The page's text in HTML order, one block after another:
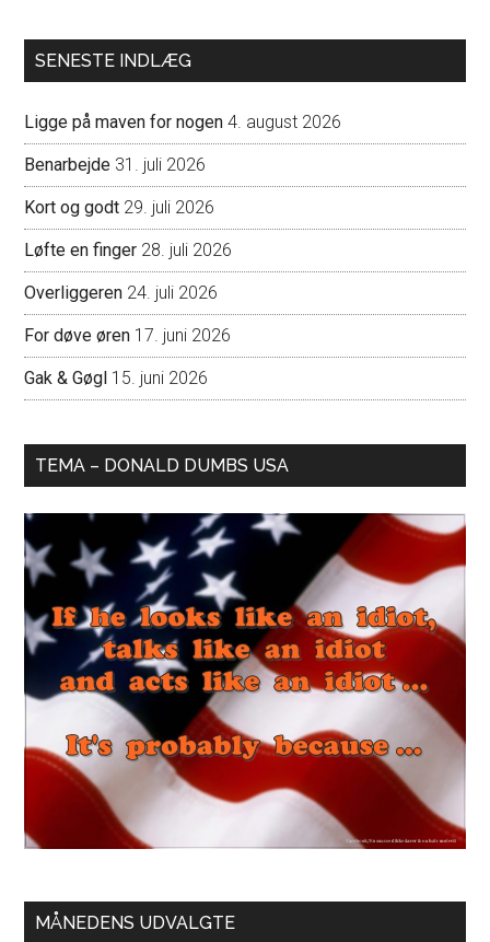
SENESTE INDLÆG
Ligge på maven for nogen 4. august 2026
Benarbejde 31. juli 2026
Kort og godt 29. juli 2026
Løfte en finger 28. juli 2026
Overliggeren 24. juli 2026
For døve øren 17. juni 2026
Gak & Gøgl 15. juni 2026
TEMA – DONALD DUMBS USA
MÅNEDENS UDVALGTE